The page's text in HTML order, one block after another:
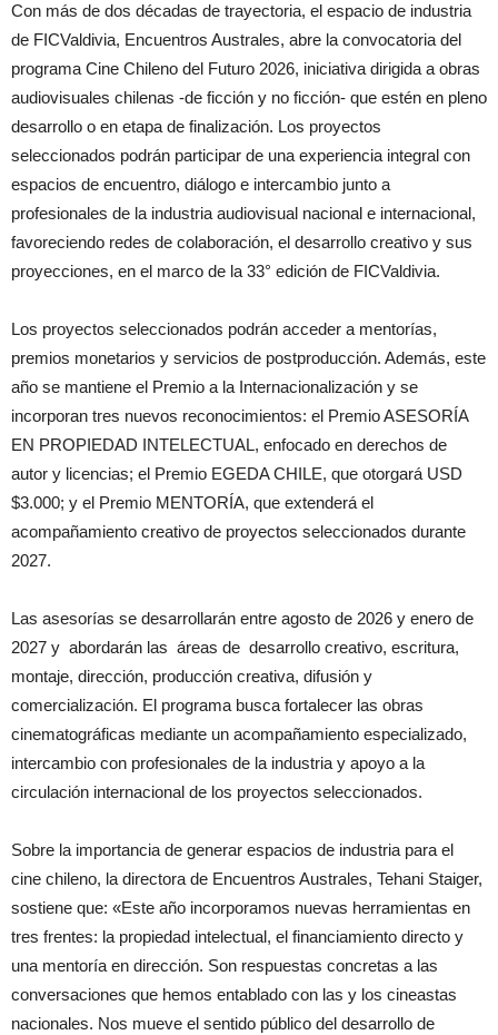
Con más de dos décadas de trayectoria, el espacio de industria
de FICValdivia, Encuentros Australes, abre la convocatoria del
programa Cine Chileno del Futuro 2026, iniciativa dirigida a obras
audiovisuales chilenas -de ficción y no ficción- que estén en pleno
desarrollo o en etapa de finalización. Los proyectos
seleccionados podrán participar de una experiencia integral con
espacios de encuentro, diálogo e intercambio junto a
profesionales de la industria audiovisual nacional e internacional,
favoreciendo redes de colaboración, el desarrollo creativo y sus
proyecciones, en el marco de la 33° edición de FICValdivia.
Los proyectos seleccionados podrán acceder a mentorías,
premios monetarios y servicios de postproducción. Además, este
año se mantiene el Premio a la Internacionalización y se
incorporan tres nuevos reconocimientos: el Premio ASESORÍA
EN PROPIEDAD INTELECTUAL, enfocado en derechos de
autor y licencias; el Premio EGEDA CHILE, que otorgará USD
$3.000; y el Premio MENTORÍA, que extenderá el
acompañamiento creativo de proyectos seleccionados durante
2027.
Las asesorías se desarrollarán entre agosto de 2026 y enero de
2027 y abordarán las áreas de desarrollo creativo, escritura,
montaje, dirección, producción creativa, difusión y
comercialización. El programa busca fortalecer las obras
cinematográficas mediante un acompañamiento especializado,
intercambio con profesionales de la industria y apoyo a la
circulación internacional de los proyectos seleccionados.
Sobre la importancia de generar espacios de industria para el
cine chileno, la directora de Encuentros Australes, Tehani Staiger,
sostiene que: «Este año incorporamos nuevas herramientas en
tres frentes: la propiedad intelectual, el financiamiento directo y
una mentoría en dirección. Son respuestas concretas a las
conversaciones que hemos entablado con las y los cineastas
nacionales. Nos mueve el sentido público del desarrollo de